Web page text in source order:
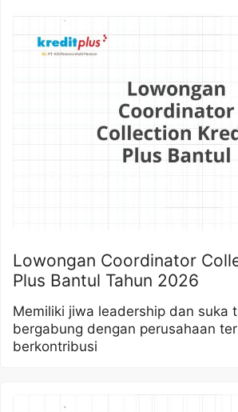
Lowongan Coordinator
Plus Bantul Tahun 2026
Memiliki jiwa leadership dan suka
bergabung dengan perusahaan
berkontribusi